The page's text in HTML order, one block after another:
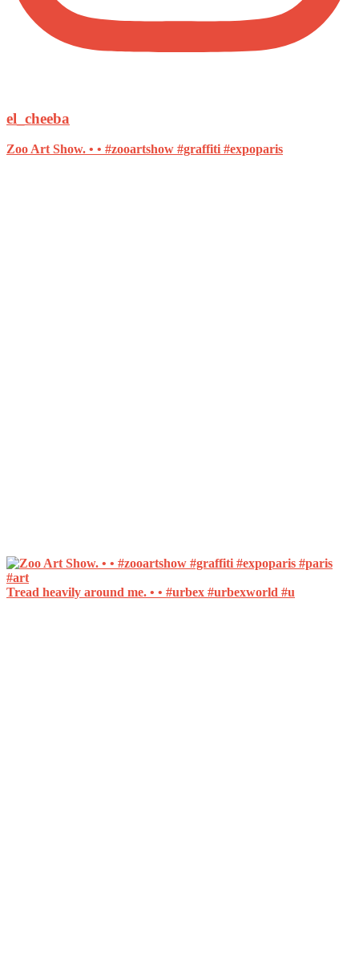
el_cheeba
Zoo Art Show. • • #zooartshow #graffiti #expoparis
Tread heavily around me. • • #urbex #urbexworld #u